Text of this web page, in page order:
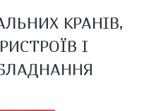
КРАНІВ,
І